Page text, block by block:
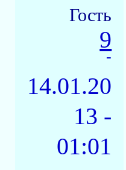
Гость
9
-
14.01.20
13 -
01:01